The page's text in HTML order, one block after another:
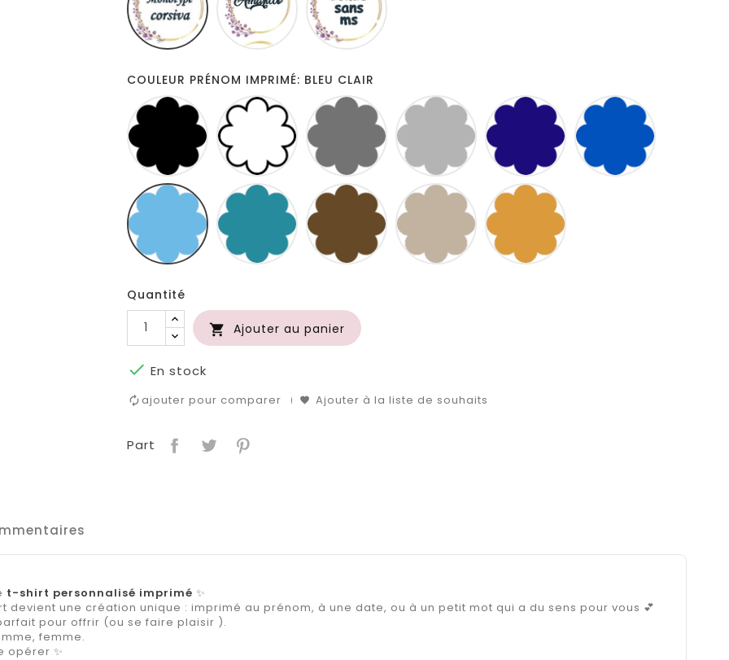
COULEUR PRÉNOM IMPRIMÉ: BLEU CLAIR
NOIR BLANC
GRIS
FONCÉ
ARGENTE MARINE
BLEU
CLAIR
TURQUOISE MARRON FICELLE
OR
Quantité
 Ajouter au panier
 En stock
ajouter pour comparer Ajouter à la liste de souhaits
Part
t-shirt personnalisé imprimé ✨
une création unique : imprimé au prénom, à une date, ou à un petit mot qui a du sens pour vous 💕
pour offrir (ou se faire plaisir ).
femme.
opérer ✨